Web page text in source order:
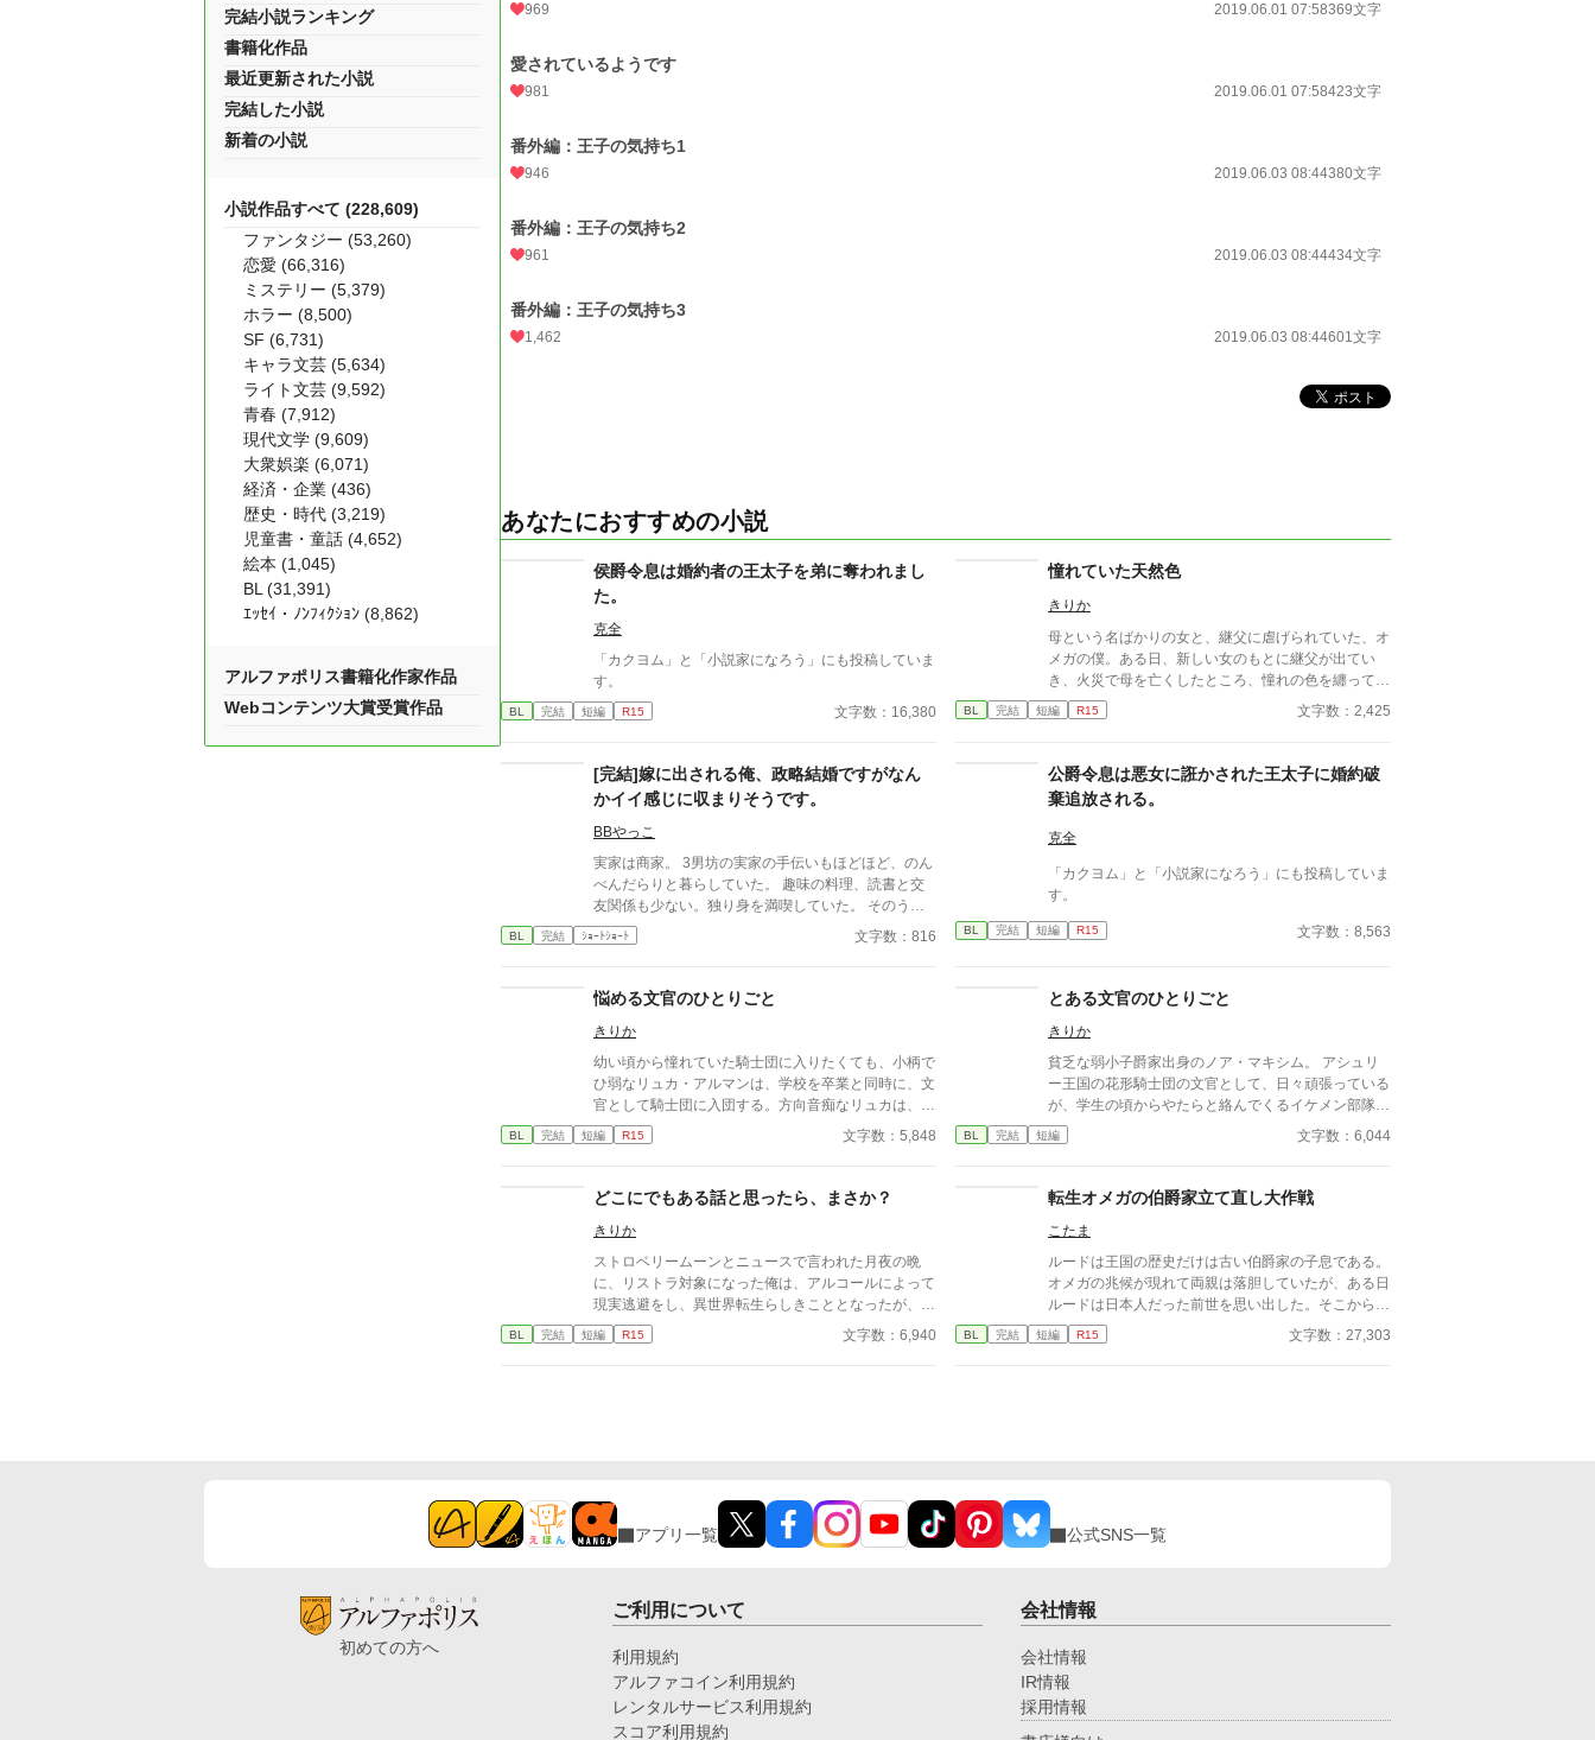
969 2019.06.01 07:58369文字
愛されているようです
981 2019.06.01 07:58423文字
番外編：王子の気持ち1
946 2019.06.03 08:44380文字
番外編：王子の気持ち2
961 2019.06.03 08:44434文字
番外編：王子の気持ち3
1,462 2019.06.03 08:44601文字
あなたにおすすめの小説
侯爵令息は婚約者の王太子を弟に奪われまし
た。
克全
「カクヨム」と「小説家になろう」にも投稿していま
す。
BL 完結 短編 R15 文字数：16,380
憧れていた天然色
きりか
母という名ばかりの女と、継父に虐げられていた、オ
メガの僕。ある日、新しい女のもとに継父が出てい
き、火災で母を亡くしたところ、憧れの色を纏ってい
たアルファの同情心を煽り…。 オメガバースです
が、活かしきれていなくて申し訳ないです。
BL 完結 短編 R15 文字数：2,425
[完結]嫁に出される俺、政略結婚ですがなん
かイイ感じに収まりそうです。
BBやっこ
実家は商家。 3男坊の実家の手伝いもほどほど、のん
べんだらりと暮らしていた。 趣味の料理、読書と交
友関係も少ない。独り身を満喫していた。 そのう
ち、結婚するかもしれないが大した理由もないんだろ
うなあ。 そんなおれに両親が持ってきた結婚話。と
BL 完結 ｼｮｰﾄｼｮｰﾄ 文字数：816
公爵令息は悪女に誑かされた王太子に婚約破
棄追放される。
克全
「カクヨム」と「小説家になろう」にも投稿していま
す。
BL 完結 短編 R15 文字数：8,563
悩める文官のひとりごと
きりか
幼い頃から憧れていた騎士団に入りたくても、小柄で
ひ弱なリュカ・アルマンは、学校を卒業と同時に、文
官として騎士団に入団する。方向音痴なリュカは、マ
ルーン副団長の部屋と間違え、イザーク団長の部屋に
入り込む。 そこでは、惚れ薬を口にした団長がい
した。 ムーンライト様にも掲載しております。
BL 完結 短編 R15 文字数：5,848
とある文官のひとりごと
きりか
貧乏な弱小子爵家出身のノア・マキシム。 アシュリ
ー王国の花形騎士団の文官として、日々頑張っている
が、学生の頃からやたらと絡んでくるイケメン部隊長
であるアベル・エメを大の苦手というか、天敵認定を
していた。しかし、ある日、父の借金が判明して…。
ころか、チュッどまりで申し訳ございません（土下
BL 完結 短編 文字数：6,044
どこにでもある話と思ったら、まさか？
きりか
ストロベリームーンとニュースで言われた月夜の晩
に、リストラ対象になった俺は、アルコールによって
現実逃避をし、異世界転生らしきこととなったが、あ
まりにありきたりな展開に笑いがこみ上げてきたとこ
ろ、イケメンが２人現れて…。
BL 完結 短編 R15 文字数：6,940
転生オメガの伯爵家立て直し大作戦
こたま
ルードは王国の歴史だけは古い伯爵家の子息である。
オメガの兆候が現れて両親は落胆していたが、ある日
ルードは日本人だった前世を思い出した。そこから没
落した伯爵家の立て直しに奮闘する。ルードを手伝う
のは孤児院出身で従者のカーター…実は生後直ぐに隣
BL 完結 短編 R15 文字数：27,303
完結小説ランキング
書籍化作品
最近更新された小説
完結した小説
新着の小説
小説作品すべて (228,609)
ファンタジー (53,260)
恋愛 (66,316)
ミステリー (5,379)
ホラー (8,500)
SF (6,731)
キャラ文芸 (5,634)
ライト文芸 (9,592)
青春 (7,912)
現代文学 (9,609)
大衆娯楽 (6,071)
経済・企業 (436)
歴史・時代 (3,219)
児童書・童話 (4,652)
絵本 (1,045)
BL (31,391)
ｴｯｾｲ・ﾉﾝﾌｨｸｼｮﾝ (8,862)
アルファポリス書籍化作家作品
Webコンテンツ大賞受賞作品
アプリ一覧 公式SNS一覧
初めての方へ
ご利用について
利用規約
アルファコイン利用規約
レンタルサービス利用規約
スコア利用規約
会社情報
会社情報
IR情報
採用情報